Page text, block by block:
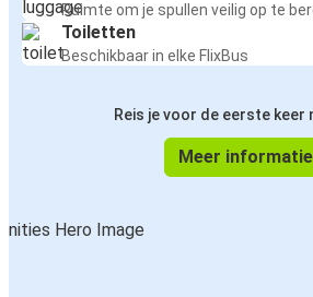
Ruimte om je spullen veilig op te
Toiletten
Beschikbaar in elke FlixBus
Reis je voor de eerste keer
Meer informatie